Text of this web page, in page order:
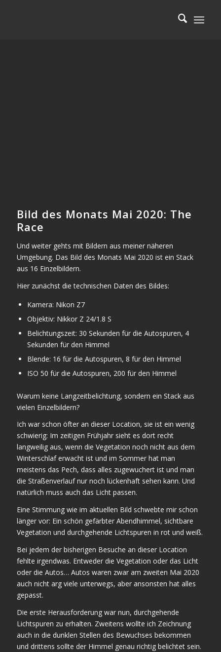
Bild des Monats Mai 2020: The
Race
Und weiter gehts mit Bildern aus meiner näheren
Umgebung. Das Bild des Monats Mai 2020 ist ein Stack
aus 16 Einzelbildern.
Hier zunächst die technischen Daten des Bildes:
Kamera: Nikon Z7
Objektiv: Nikkor Z 24/1.8 S
Belichtungszeit: 30 Sekunden für die Autospuren, 4
Sekunden für den Himmel
Blende: 16 für die Autospuren, 8 für den Himmel
ISO 50 für die Autospuren, 200 für den Himmel
Warum keine Langzeitbelichtung, sondern ein Stack aus
vielen Einzelbildern?
Ich war schon öfter an dieser Location, sie ist ein wenig
schwierig: Im zeitigen Frühjahr sieht es dort recht
langweilig aus, wenn die Vegetation noch nicht aus dem
Winterschlaf erwacht ist und im Sommer hat man
meistens das Pech, dass alles zugewuchert ist und man
die Straßenverlauf nur noch lückenhaft sehen kann. Und
natürlich muss auch das Licht passen.
Eine Stimmung wie im aktuellen Bild schwebte mir schon
länger vor: Ein schön gefärbter Abendhimmel, sichtbare
Vegetation und durchgehende Lichtspuren in rot und weiß.
Bei jedem der bisherigen Besuche an dieser Location
fehlte irgendwas. Entweder die Vegetation oder das Licht
oder die Autos… Autos waren zwar am zweiten Mai 2020
auch nicht arg viele unterwegs, aber ansonsten hat alles
gepasst.
Die erste Herausforderung war nun, durchgehende
Lichtspuren zu erhalten. Zweitens wollte ich Zeichnung
auch in die dunklen Stellen des Bewuchses bekommen
und drittens sollte der Himmel genau richtig belichtet sein.